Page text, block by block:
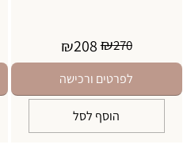
₪270
₪208
לפרטים ורכישה
הוסף לסל